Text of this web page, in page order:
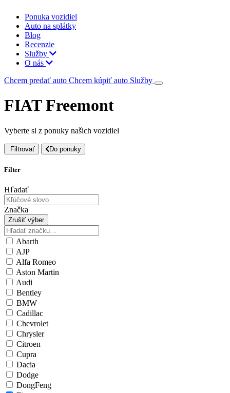
Ponuka vozidiel
Auto na splátky
Blog
Recenzie
Služby
O nás
Chcem predať auto Chcem kúpiť auto Služby
FIAT Freemont
Vyberte si z ponuky našich vozidiel
Filtrovať Do ponuky
Filter
Hľadať
Značka
Zrušiť výber
Abarth
AJP
Alfa Romeo
Aston Martin
Audi
Bentley
BMW
Cadillac
Chevrolet
Chrysler
Citroen
Cupra
Dacia
Dodge
DongFeng